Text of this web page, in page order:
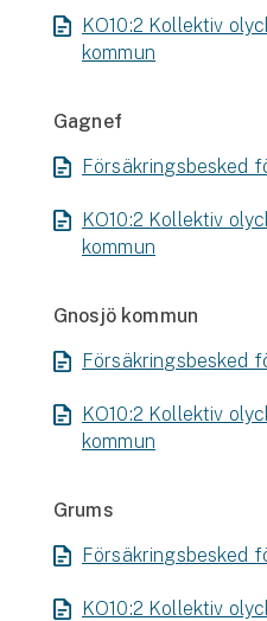
KO10:2 Kollektiv
kommun
Gagnef
Försäkringsbesked
KO10:2 Kollektiv
kommun
Gnosjö kommun
Försäkringsbesked
KO10:2 Kollektiv
kommun
Grums
Försäkringsbesked
KO10:2 Kollektiv